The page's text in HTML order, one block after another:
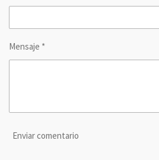
Mensaje *
Enviar comentario